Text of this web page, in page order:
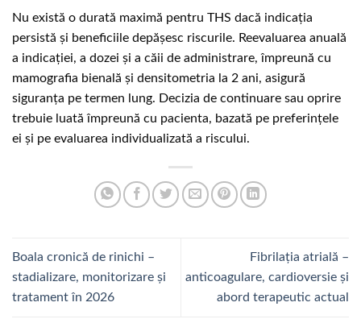
Nu există o durată maximă pentru THS dacă indicația
persistă și beneficiile depășesc riscurile. Reevaluarea anuală
a indicației, a dozei și a căii de administrare, împreună cu
mamografia bienală și densitometria la 2 ani, asigură
siguranța pe termen lung. Decizia de continuare sau oprire
trebuie luată împreună cu pacienta, bazată pe preferințele
ei și pe evaluarea individualizată a riscului.
Boala cronică de rinichi –
stadializare, monitorizare și
tratament în 2026
Fibrilația atrială –
anticoagulare, cardioversie și
abord terapeutic actual